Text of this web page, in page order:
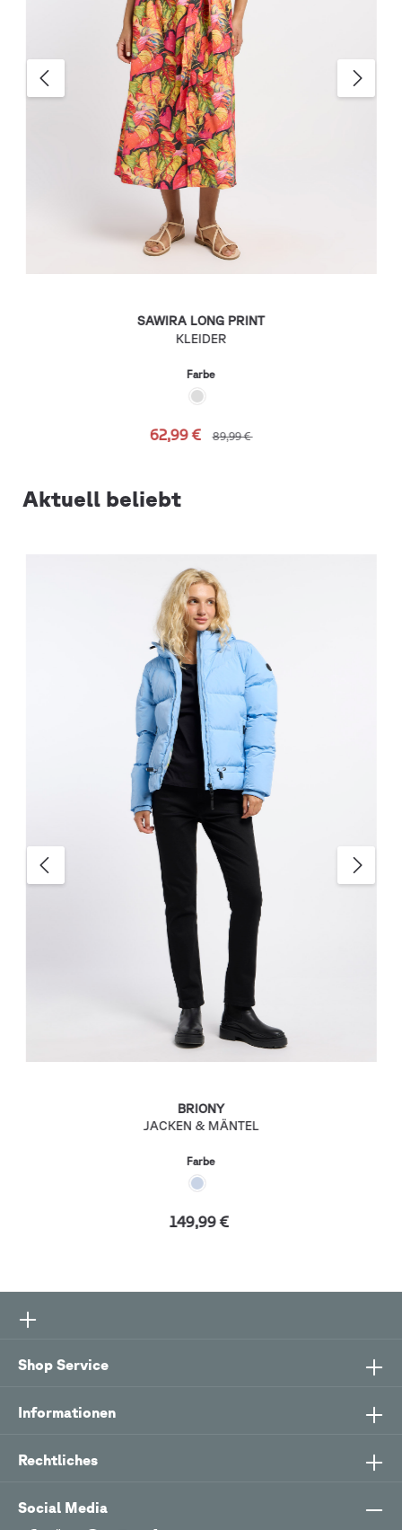
SAWIRA LONG PRINT
KLEIDER
Farbe
62,99 € 89,99 €
Aktuell beliebt
BRIONY
JACKEN & MÄNTEL
Farbe
149,99 €
Social Media
Shop Service
Informationen
Rechtliches